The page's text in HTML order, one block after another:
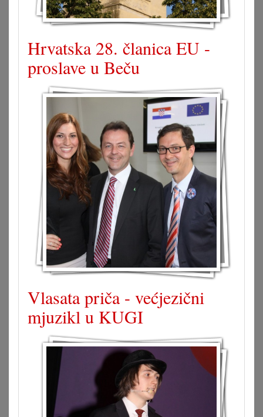
Hrvatska 28. članica EU -
proslave u Beču
Vlasata priča - većjezični
mjuzikl u KUGI